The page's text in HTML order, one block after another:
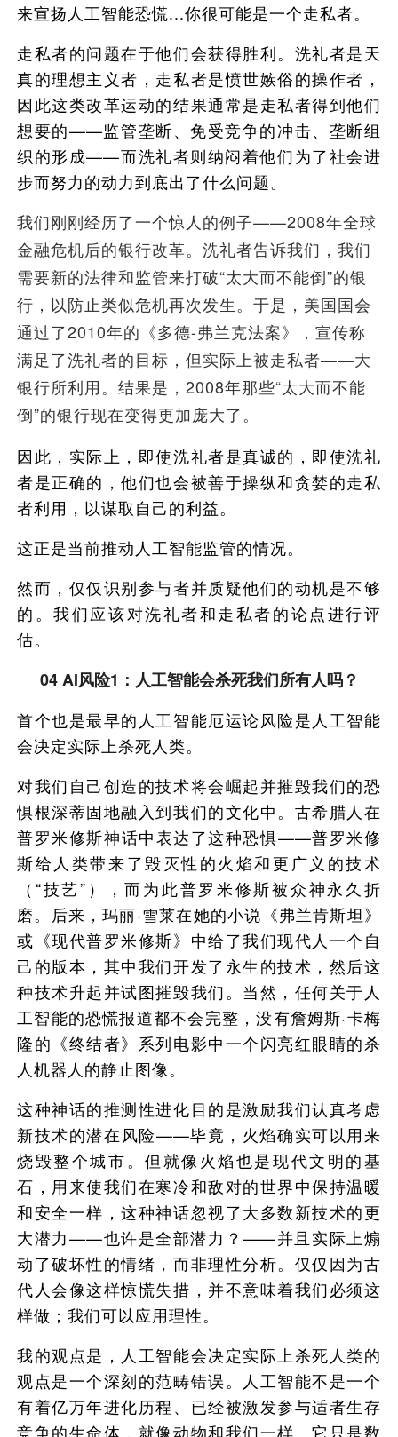
来宣扬人工智能恐慌...你很可能是一个走私者。
走私者的问题在于他们会获得胜利。洗礼者是天
真的理想主义者，走私者是愤世嫉俗的操作者，
因此这类改革运动的结果通常是走私者得到他们
想要的——监管垄断、免受竞争的冲击、垄断组
织的形成——而洗礼者则纳闷着他们为了社会进
步而努力的动力到底出了什么问题。
我们刚刚经历了一个惊人的例子——2008年全球
金融危机后的银行改革。洗礼者告诉我们，我们
需要新的法律和监管来打破“太大而不能倒”的银
行，以防止类似危机再次发生。于是，美国国会
通过了2010年的《多德-弗兰克法案》，宣传称
满足了洗礼者的目标，但实际上被走私者——大
银行所利用。结果是，2008年那些“太大而不能
倒”的银行现在变得更加庞大了。
因此，实际上，即使洗礼者是真诚的，即使洗礼
者是正确的，他们也会被善于操纵和贪婪的走私
者利用，以谋取自己的利益。
这正是当前推动人工智能监管的情况。
然而，仅仅识别参与者并质疑他们的动机是不够
的。我们应该对洗礼者和走私者的论点进行评
估。
04 AI风险1：人工智能会杀死我们所有人吗？
首个也是最早的人工智能厄运论风险是人工智能
会决定实际上杀死人类。
对我们自己创造的技术将会崛起并摧毁我们的恐
惧根深蒂固地融入到我们的文化中。古希腊人在
普罗米修斯神话中表达了这种恐惧——普罗米修
斯给人类带来了毁灭性的火焰和更广义的技术
（“技艺”），而为此普罗米修斯被众神永久折
磨。后来，玛丽·雪莱在她的小说《弗兰肯斯坦》
或《现代普罗米修斯》中给了我们现代人一个自
己的版本，其中我们开发了永生的技术，然后这
种技术升起并试图摧毁我们。当然，任何关于人
工智能的恐慌报道都不会完整，没有詹姆斯·卡梅
隆的《终结者》系列电影中一个闪亮红眼睛的杀
人机器人的静止图像。
这种神话的推测性进化目的是激励我们认真考虑
新技术的潜在风险——毕竟，火焰确实可以用来
烧毁整个城市。但就像火焰也是现代文明的基
石，用来使我们在寒冷和敌对的世界中保持温暖
和安全一样，这种神话忽视了大多数新技术的更
大潜力——也许是全部潜力？——并且实际上煽
动了破坏性的情绪，而非理性分析。仅仅因为古
代人会像这样惊慌失措，并不意味着我们必须这
样做；我们可以应用理性。
我的观点是，人工智能会决定实际上杀死人类的
观点是一个深刻的范畴错误。人工智能不是一个
有着亿万年进化历程、已经被激发参与适者生存
竞争的生命体，就像动物和我们一样。它只是数